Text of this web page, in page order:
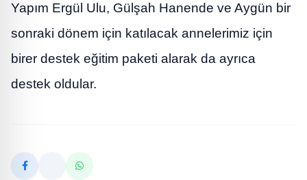
Yapım Ergül Ulu, Gülşah Hanende ve Aygün bir
sonraki dönem için katılacak annelerimiz için
birer destek eğitim paketi alarak da ayrıca
destek oldular.